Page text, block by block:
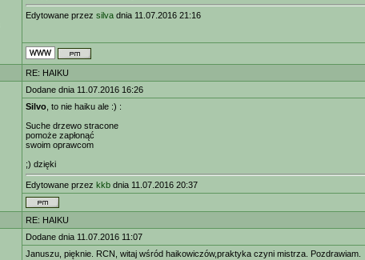
Edytowane przez silva dnia 11.07.2016 21:16
RE: HAIKU
Dodane dnia 11.07.2016 16:26
Silvo , to nie haiku ale :) :
Suche drzewo stracone
pomoże zapłonąć
swoim oprawcom
;) dzięki
Edytowane przez kkb dnia 11.07.2016 20:37
RE: HAIKU
Dodane dnia 11.07.2016 11:07
Januszu, pięknie. RCN, witaj wśród haikowiczów,praktyka czyni mistrza. Pozdrawiam.